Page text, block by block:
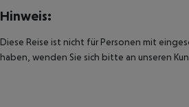
Hinweis:
Diese Reise ist nicht für Personen mit
haben, wenden Sie sich bitte an unseren